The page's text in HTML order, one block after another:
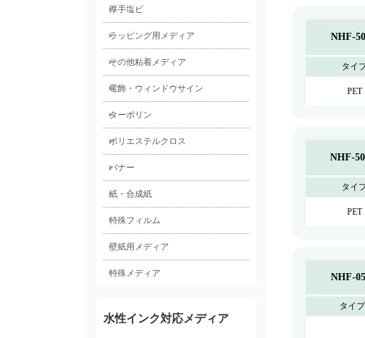
厚手塩ビ
ラッピング用メディア
その他粘着メディア
電飾・ウィンドウサイン
ターポリン
ポリエステルクロス
バナー
紙・合成紙
特殊フィルム
壁紙用メディア
特殊メディア
水性インク対応メディア